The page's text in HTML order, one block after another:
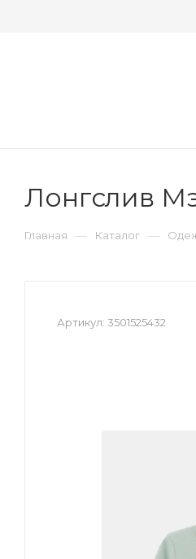
Лонгслив
Главная — Каталог —
Артикул: 3501525432